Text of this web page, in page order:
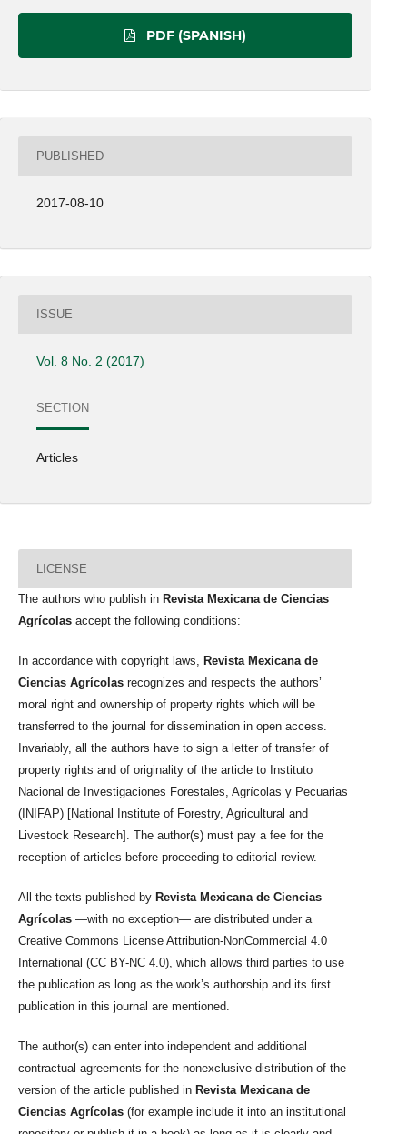
PDF (SPANISH)
PUBLISHED
2017-08-10
ISSUE
Vol. 8 No. 2 (2017)
SECTION
Articles
LICENSE
The authors who publish in Revista Mexicana de Ciencias
Agrícolas accept the following conditions:
In accordance with copyright laws, Revista Mexicana de
Ciencias Agrícolas recognizes and respects the authors’
moral right and ownership of property rights which will be
transferred to the journal for dissemination in open access.
Invariably, all the authors have to sign a letter of transfer of
property rights and of originality of the article to Instituto
Nacional de Investigaciones Forestales, Agrícolas y Pecuarias
(INIFAP) [National Institute of Forestry, Agricultural and
Livestock Research]. The author(s) must pay a fee for the
reception of articles before proceeding to editorial review.
All the texts published by Revista Mexicana de Ciencias
Agrícolas —with no exception— are distributed under a
Creative Commons License Attribution-NonCommercial 4.0
International (CC BY-NC 4.0), which allows third parties to use
the publication as long as the work’s authorship and its first
publication in this journal are mentioned.
The author(s) can enter into independent and additional
contractual agreements for the nonexclusive distribution of the
version of the article published in Revista Mexicana de
Ciencias Agrícolas (for example include it into an institutional